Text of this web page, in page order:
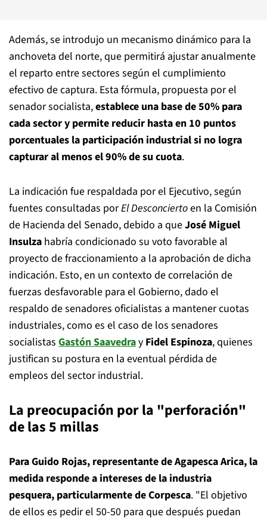
Además, se introdujo un mecanismo dinámico para la
anchoveta del norte, que permitirá ajustar anualmente
el reparto entre sectores según el cumplimiento
efectivo de captura. Esta fórmula, propuesta por el
senador socialista,establece una base de 50% para
cada sector y permite reducir hasta en 10 puntos
porcentuales la participación industrial si no logra
capturar al menos el 90% de su cuota.
La indicación fue respaldada por el Ejecutivo, según
fuentes consultadas porEl Desconciertoen la Comisión
de Hacienda del Senado, debido a queJosé Miguel
Insulza habría condicionado su voto favorable al
proyecto de fraccionamiento a la aprobación de dicha
indicación. Esto, en un contexto de correlación de
fuerzas desfavorable para el Gobierno, dado el
respaldo de senadores oficialistas a mantener cuotas
industriales, como es el caso de los senadores
socialistas Gastón Saavedray Fidel Espinoza, quienes
justifican su postura en la eventual pérdida de
empleos del sector industrial.
La preocupación por la "perforación"
de las 5 millas
Para Guido Rojas, representante de Agapesca Arica, la
medida responde a intereses de la industria
pesquera, particularmente de Corpesca. "El objetivo
de ellos es pedir el 50-50 para que después puedan